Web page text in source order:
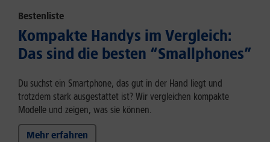
Bestenliste
Kompakte Handys im Vergleich:
Das sind die besten “Smallphones”
Du suchst ein Smartphone, das gut in der Hand liegt und
trotzdem stark ausgestattet ist? Wir vergleichen kompakte
Modelle und zeigen, was sie können.
Mehr erfahren